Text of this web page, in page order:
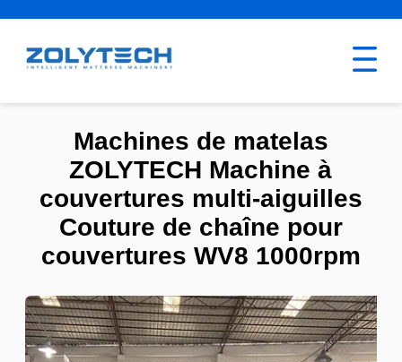
Machines de matelas
ZOLYTECH Machine à
couvertures multi-aiguilles
Couture de chaîne pour
couvertures WV8 1000rpm